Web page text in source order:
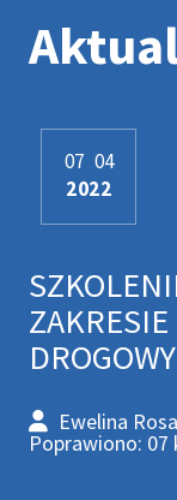
Ewelina Rosa
07 04
2022
Poprawiono: 07